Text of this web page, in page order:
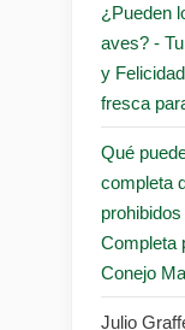
¿Pueden
aves? -
y
fresca
Qué
completa
Completa
Conejo
Julio